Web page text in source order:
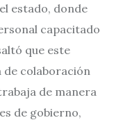
estado, donde
capacitado
que este
colaboración
de manera
de gobierno,